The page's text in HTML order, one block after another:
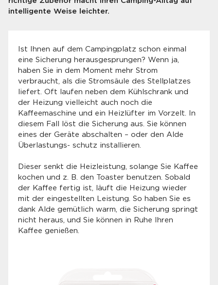
intelligente Weise leichter.
Ist Ihnen auf dem Campingplatz schon einmal
eine Sicherung herausgesprungen? Wenn ja,
haben Sie in dem Moment mehr Strom
verbraucht, als die Stromsäule des Stellplatzes
liefert. Oft laufen neben dem Kühlschrank und
der Heizung vielleicht auch noch die
Kaffeemaschine und ein Heizlüfter im Vorzelt. In
diesem Fall löst die Sicherung aus. Sie können
eines der Geräte abschalten – oder den Alde
Überlastungs- schutz installieren.
Dieser senkt die Heizleistung, solange Sie Kaffee
kochen und z. B. den Toaster benutzen. Sobald
der Kaffee fertig ist, läuft die Heizung wieder
mit der eingestellten Leistung. So haben Sie es
dank Alde gemütlich warm, die Sicherung springt
nicht heraus, und Sie können in Ruhe Ihren
Kaffee genießen.